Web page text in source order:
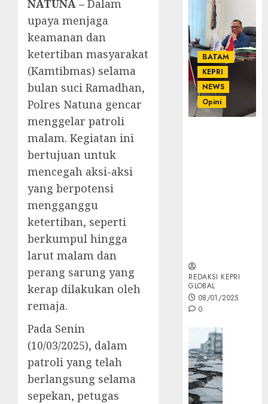
NATUNA – Dalam
upaya menjaga
keamanan dan
ketertiban masyarakat
(Kamtibmas) selama
bulan suci Ramadhan,
Polres Natuna gencar
menggelar patroli
malam. Kegiatan ini
bertujuan untuk
mencegah aksi-aksi
yang berpotensi
mengganggu
ketertiban, seperti
berkumpul hingga
larut malam dan
perang sarung yang
kerap dilakukan oleh
remaja.
Pada Senin
(10/03/2025), dalam
patroli yang telah
berlangsung selama
sepekan, petugas
BATAM
KEPRI
NEWS
Opini
REDAKSI KEPRI
GLOBAL
08/01/2025
0